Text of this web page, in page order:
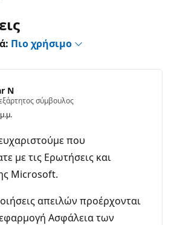
Πιο χρήσιμο
N
σύμβουλος
που
με τις Ερωτήσεις και
Microsoft.
απειλών προέρχονται
Ασφάλεια των